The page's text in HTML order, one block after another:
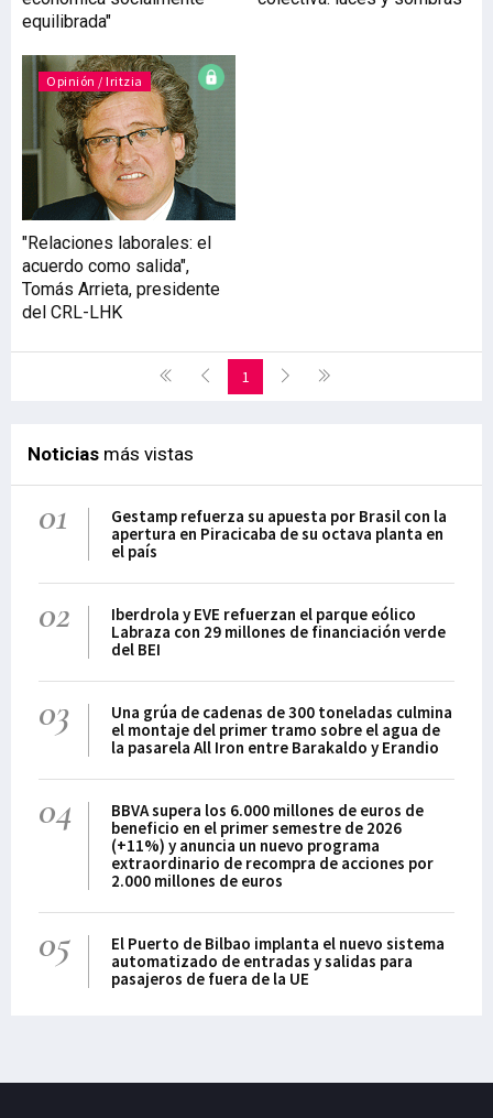
legisla (el conjunto del
equilibrada"
Opinión / Iritzia
"Relaciones laborales: el
acuerdo como salida",
Tomás Arrieta, presidente
del CRL-LHK
1
Noticias más vistas
01
Gestamp refuerza su apuesta por Brasil con la
apertura en Piracicaba de su octava planta en
el país
02
Iberdrola y EVE refuerzan el parque eólico
Labraza con 29 millones de financiación verde
del BEI
03
Una grúa de cadenas de 300 toneladas culmina
el montaje del primer tramo sobre el agua de
la pasarela All Iron entre Barakaldo y Erandio
04
BBVA supera los 6.000 millones de euros de
beneficio en el primer semestre de 2026
(+11%) y anuncia un nuevo programa
extraordinario de recompra de acciones por
2.000 millones de euros
05
El Puerto de Bilbao implanta el nuevo sistema
automatizado de entradas y salidas para
pasajeros de fuera de la UE